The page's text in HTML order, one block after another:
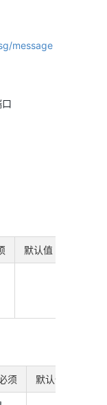
message
默认值
须 默认值